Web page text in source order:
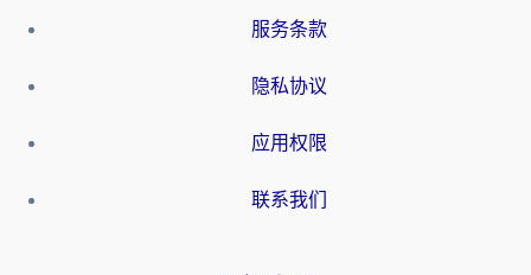
服务条款
隐私协议
应用权限
联系我们